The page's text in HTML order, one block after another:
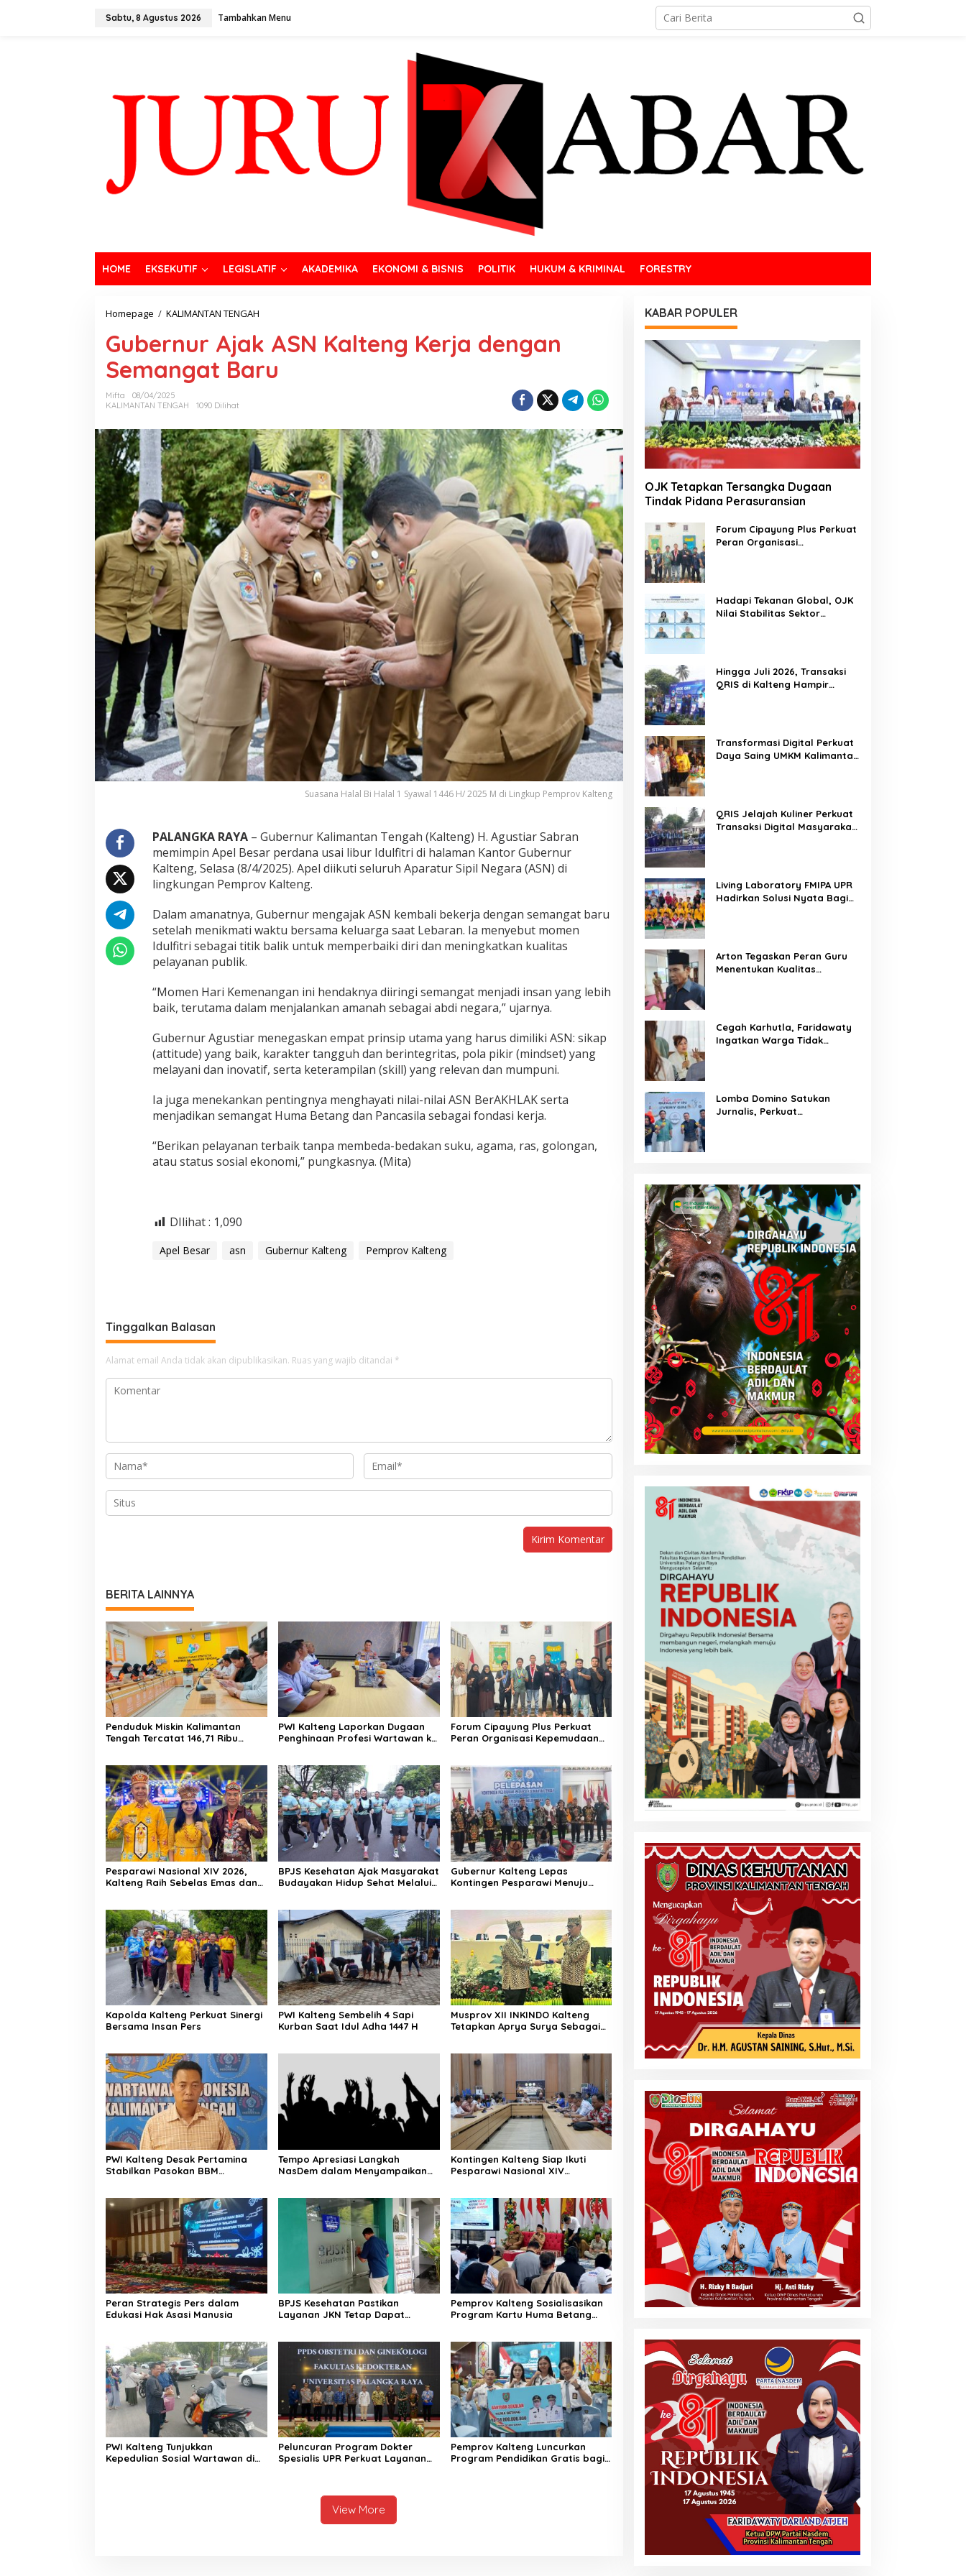
Sabtu, 8 Agustus 2026 Tambahkan Menu
HOME EKSEKUTIF LEGISLATIF AKADEMIKA EKONOMI & BISNIS POLITIK HUKUM & KRIMINAL FORESTRY
Homepage / KALIMANTAN TENGAH
Gubernur Ajak ASN Kalteng Kerja dengan
Semangat Baru
Mifta
08/04/2025
KALIMANTAN TENGAH
1090 Dilihat
Suasana Halal Bi Halal 1 Syawal 1446 H/ 2025 M di Lingkup Pemprov Kalteng
PALANGKA RAYA– Gubernur Kalimantan Tengah (Kalteng) H. Agustiar Sabran
memimpin Apel Besar perdana usai libur Idulfitri di halaman Kantor Gubernur
Kalteng, Selasa (8/4/2025). Apel diikuti seluruh Aparatur Sipil Negara (ASN) di
lingkungan Pemprov Kalteng.
Dalam amanatnya, Gubernur mengajak ASN kembali bekerja dengan semangat baru
setelah menikmati waktu bersama keluarga saat Lebaran. Ia menyebut momen
Idulfitri sebagai titik balik untuk memperbaiki diri dan meningkatkan kualitas
pelayanan publik.
“Momen Hari Kemenangan ini hendaknya diiringi semangat menjadi insan yang lebih
baik, terutama dalam menjalankan amanah sebagai abdi negara,” ujarnya.
Gubernur Agustiar menegaskan empat prinsip utama yang harus dimiliki ASN: sikap
(attitude) yang baik, karakter tangguh dan berintegritas, pola pikir (mindset) yang
melayani dan inovatif, serta keterampilan (skill) yang relevan dan mumpuni.
Ia juga menekankan pentingnya menghayati nilai-nilai ASN BerAKHLAK serta
menjadikan semangat Huma Betang dan Pancasila sebagai fondasi kerja.
“Berikan pelayanan terbaik tanpa membeda-bedakan suku, agama, ras, golongan,
atau status sosial ekonomi,” pungkasnya. (Mita)
DIlihat : 1,090
Apel Besar asn Gubernur Kalteng Pemprov Kalteng
Tinggalkan Balasan
Alamat email Anda tidak akan dipublikasikan. Ruas yang wajib ditandai *
BERITA LAINNYA
Penduduk Miskin Kalimantan
Tengah Tercatat 146,71 Ribu
PWI Kalteng Laporkan Dugaan
Penghinaan Profesi Wartawan ke
Forum Cipayung Plus Perkuat
Peran Organisasi Kepemudaan
Pesparawi Nasional XIV 2026,
Kalteng Raih Sebelas Emas dan
BPJS Kesehatan Ajak Masyarakat
Budayakan Hidup Sehat Melalui
Gubernur Kalteng Lepas
Kontingen Pesparawi Menuju
Kapolda Kalteng Perkuat Sinergi
Bersama Insan Pers
PWI Kalteng Sembelih 4 Sapi
Kurban Saat Idul Adha 1447 H
Musprov XII INKINDO Kalteng
Tetapkan Aprya Surya Sebagai
PWI Kalteng Desak Pertamina
Stabilkan Pasokan BBM
Tempo Apresiasi Langkah
NasDem dalam Menyampaikan
Kontingen Kalteng Siap Ikuti
Pesparawi Nasional XIV
Peran Strategis Pers dalam
Edukasi Hak Asasi Manusia
BPJS Kesehatan Pastikan
Layanan JKN Tetap Dapat
Pemprov Kalteng Sosialisasikan
Program Kartu Huma Betang
PWI Kalteng Tunjukkan
Kepedulian Sosial Wartawan di
Peluncuran Program Dokter
Spesialis UPR Perkuat Layanan
Pemprov Kalteng Luncurkan
Program Pendidikan Gratis bagi
View More
KABAR POPULER
OJK Tetapkan Tersangka Dugaan
Tindak Pidana Perasuransian
Forum Cipayung Plus Perkuat
Peran Organisasi
Hadapi Tekanan Global, OJK
Nilai Stabilitas Sektor
Hingga Juli 2026, Transaksi
QRIS di Kalteng Hampir
Transformasi Digital Perkuat
Daya Saing UMKM Kalimantan
QRIS Jelajah Kuliner Perkuat
Transaksi Digital Masyarakat
Living Laboratory FMIPA UPR
Hadirkan Solusi Nyata Bagi
Arton Tegaskan Peran Guru
Menentukan Kualitas
Cegah Karhutla, Faridawaty
Ingatkan Warga Tidak
Lomba Domino Satukan
Jurnalis, Perkuat